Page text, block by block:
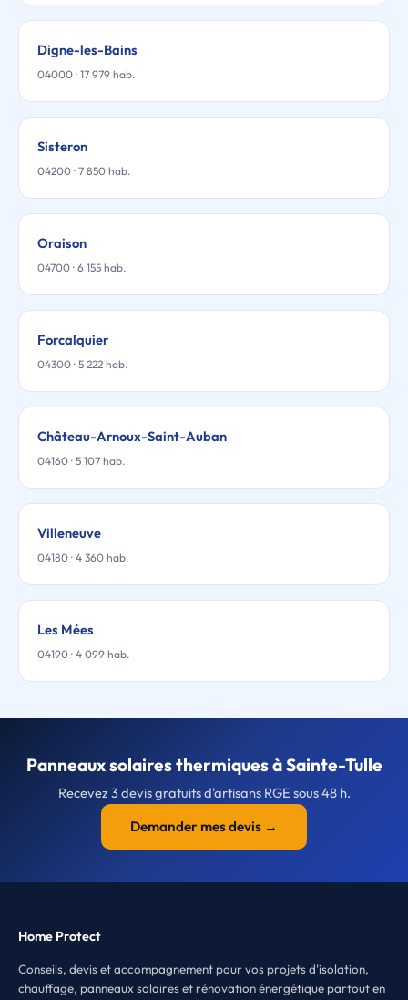
Digne-les-Bains
04000 · 17 979 hab.
Sisteron
04200 · 7 850 hab.
Oraison
04700 · 6 155 hab.
Forcalquier
04300 · 5 222 hab.
Château-Arnoux-Saint-Auban
04160 · 5 107 hab.
Villeneuve
04180 · 4 360 hab.
Les Mées
04190 · 4 099 hab.
Panneaux solaires thermiques à Sainte-Tulle
Recevez 3 devis gratuits d'artisans RGE sous 48 h.
Demander mes devis →
Home Protect
Conseils, devis et accompagnement pour vos projets d'isolation,
chauffage, panneaux solaires et rénovation énergétique partout en